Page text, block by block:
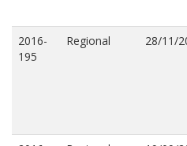
2016-
195
Regional 28/11/